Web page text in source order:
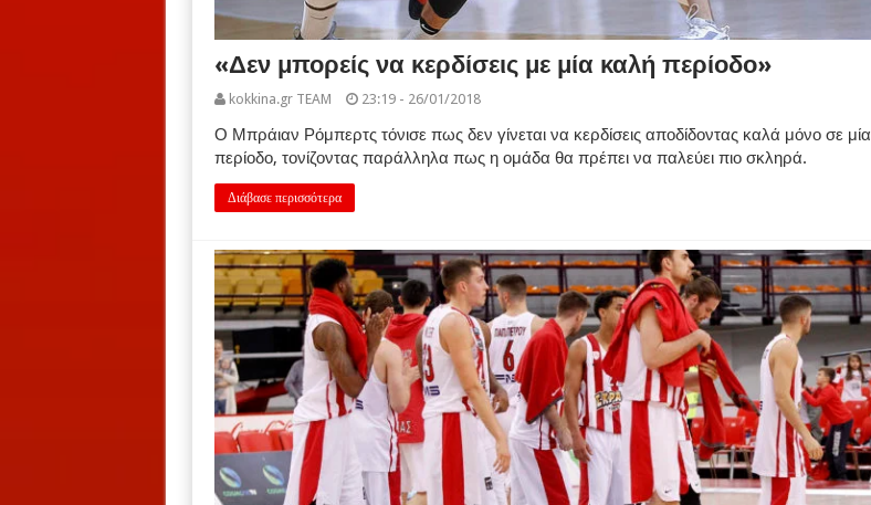
«Δεν μπορείς να κερδίσεις με μία καλή περίοδο»
kokkina.gr TEAM 23:19 - 26/01/2018
Ο Μπράιαν Ρόμπερτς τόνισε πως δεν γίνεται να κερδίσεις αποδίδοντας καλά μόνο σε μία
περίοδο, τονίζοντας παράλληλα πως η ομάδα θα πρέπει να παλεύει πιο σκληρά.
Διάβασε περισσότερα